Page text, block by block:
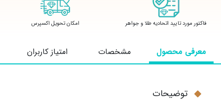
فاکتور مورد تایید اتحادیه طلا و جواهر امکان تحویل اکسپرس
معرفی محصول مشخصات امتیاز کاربران
توضیحات